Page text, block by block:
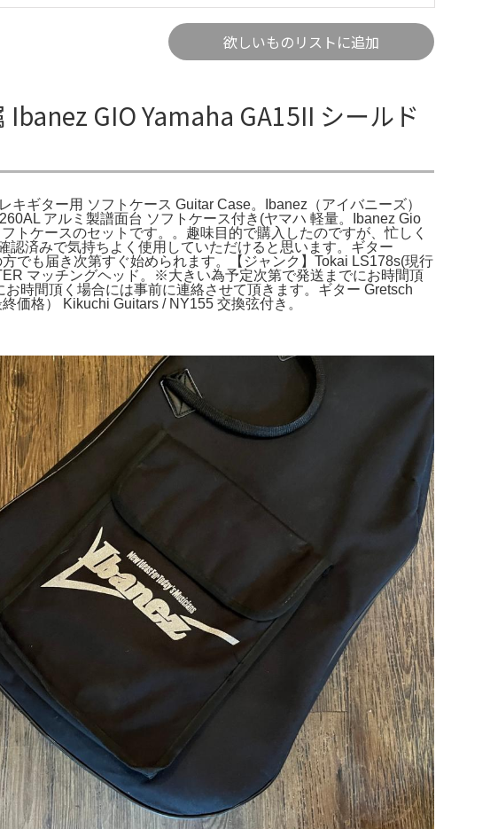
欲しいものリストに追加
GIO Yamaha GA15II シールド
ギター用 ソフトケース Guitar Case。Ibanez（アイバニーズ）
アルミ製譜面台 ソフトケース付き(ヤマハ 軽量。Ibanez Gio
トケースのセットです。。趣味目的で購入したのですが、忙しく
済みで気持ちよく使用していただけると思います。ギター
でも届き次第すぐ始められます。【ジャンク】Tokai LS178s(現行
マッチングヘッド。※大きい為予定次第で発送までにお時間頂
時間頂く場合には事前に連絡させて頂きます。ギター Gretsch
価格） Kikuchi Guitars / NY155 交換弦付き。